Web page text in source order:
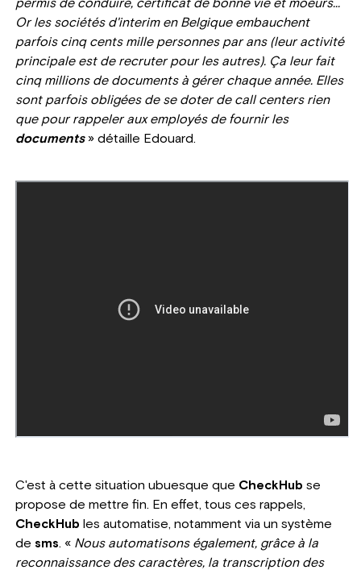
permis de conduire, certificat de bonne vie et moeurs...
Or les sociétés d'interim en Belgique embauchent
parfois cinq cents mille personnes par ans (leur activité
principale est de recruter pour les autres). Ça leur fait
cinq millions de documents à gérer chaque année. Elles
sont parfois obligées de se doter de call centers rien
que pour rappeler aux employés de fournir les
documents» détaille Edouard.
C'est à cette situation ubuesque que CheckHub se
propose de mettre fin. En effet, tous ces rappels,
CheckHub les automatise, notamment via un système
de sms. « Nous automatisons également, grâce à la
reconnaissance des caractères, la transcription des